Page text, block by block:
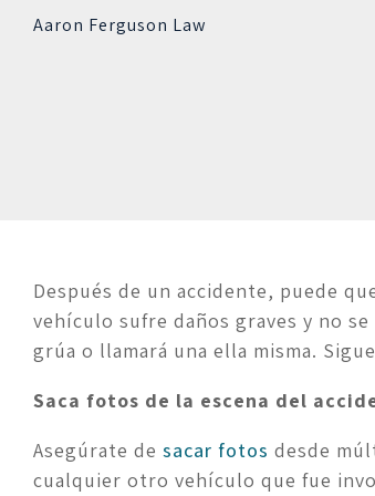
Aaron Ferguson Law
Después de un accidente, puede
vehículo sufre daños graves y no
grúa o llamará una ella misma.
Saca fotos de la escena del
Asegúrate de sacar fotos desde
cualquier otro vehículo que fue